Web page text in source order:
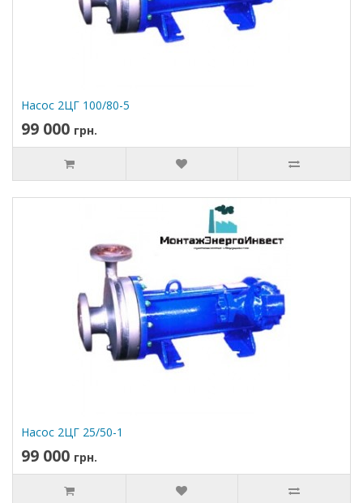
Насос 2ЦГ 100/80-5
99 000 грн.
Насос 2ЦГ 25/50-1
99 000 грн.